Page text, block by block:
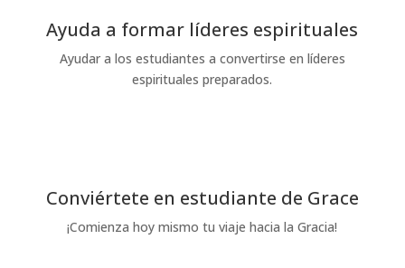
Ayuda a formar líderes espirituales
Ayudar a los estudiantes a convertirse en líderes
espirituales preparados.
Conviértete en estudiante de Grace
¡Comienza hoy mismo tu viaje hacia la Gracia!